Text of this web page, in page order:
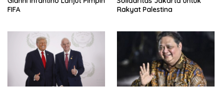
FIFA
Rakyat Palestina